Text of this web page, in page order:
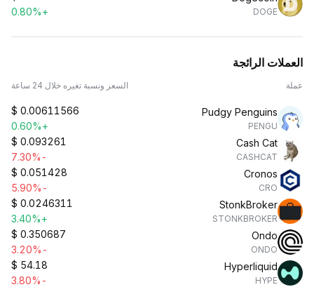
DOGE
+0.80%
العملات الرائجة
عملة السعر ونسبة تغيره خلال 24 ساعة
Pudgy Penguins
PENGU
$ 0.00611566
+0.60%
Cash Cat
CASHCAT
$ 0.093261
-7.30%
Cronos
CRO
$ 0.051428
-5.90%
StonkBroker
STONKBROKER
$ 0.0246311
+3.40%
Ondo
ONDO
$ 0.350687
-3.20%
Hyperliquid
HYPE
$ 54.18
-3.80%